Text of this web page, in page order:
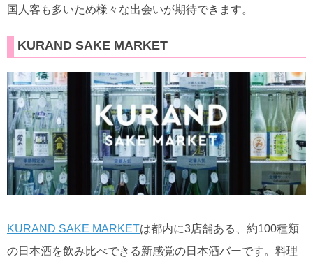
国人客も多いため様々な出会いが期待できます。
KURAND SAKE MARKET
KURAND SAKE MARKETは都内に3店舗ある、約100種類
の日本酒を飲み比べできる新感覚の日本酒バーです。料理